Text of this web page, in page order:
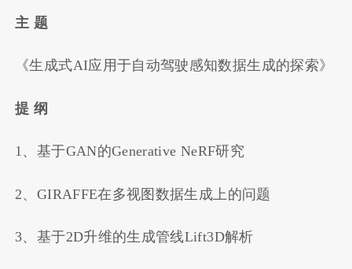
主 题
《生成式AI应用于自动驾驶感知数据生成的探索》
提 纲
1、基于GAN的Generative NeRF研究
2、GIRAFFE在多视图数据生成上的问题
3、基于2D升维的生成管线Lift3D解析